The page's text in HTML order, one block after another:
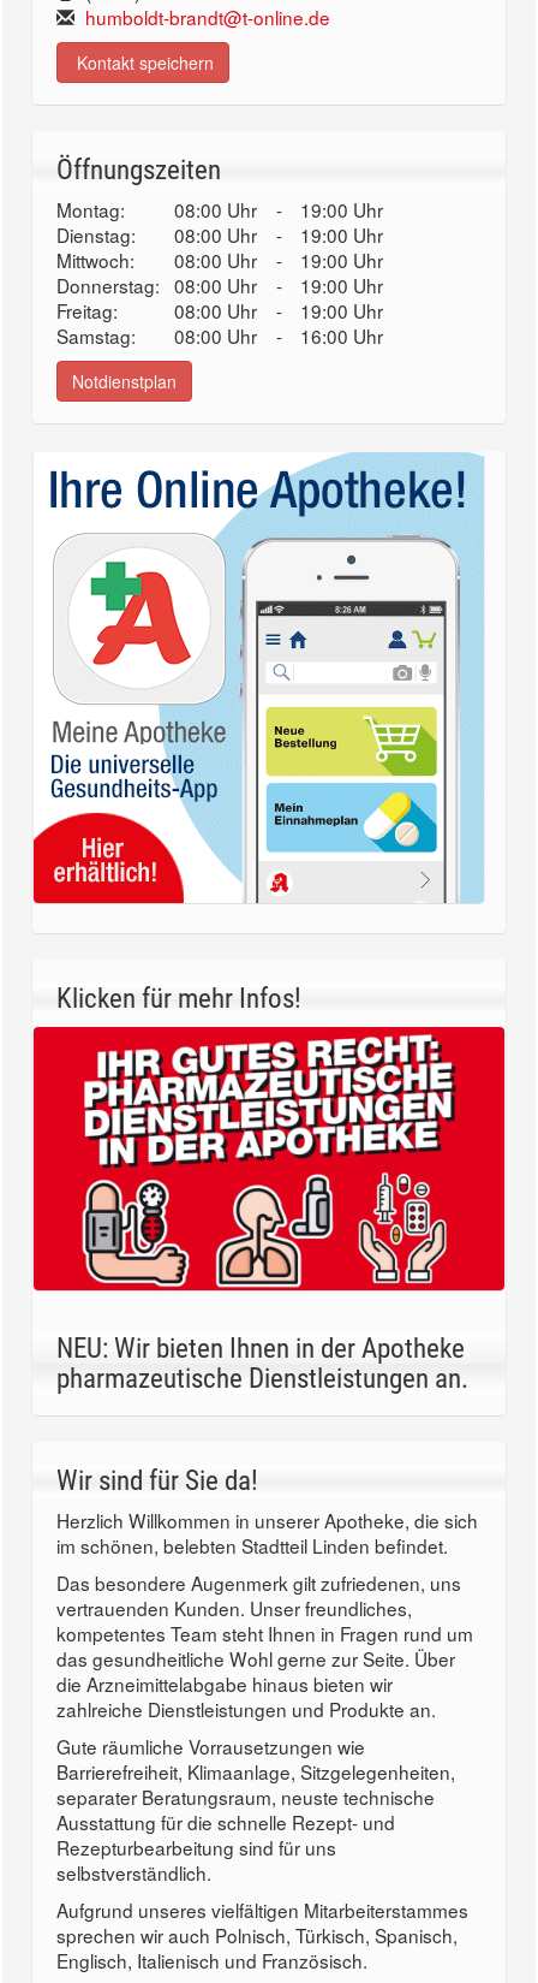
humboldt-brandt@t-online.de
Kontakt speichern
Öffnungszeiten
Montag: 08:00 Uhr -
19:00 Uhr
Dienstag:
08:00 Uhr -
19:00 Uhr
Mittwoch:
08:00 Uhr -
19:00 Uhr
Donnerstag: 08:00 Uhr -
19:00 Uhr
Freitag:
08:00 Uhr -
19:00 Uhr
Samstag:
08:00 Uhr - 16:00 Uhr
Notdienstplan
Klicken für mehr Infos!
NEU: Wir bieten Ihnen in der Apotheke
pharmazeutische Dienstleistungen an.
Wir sind für Sie da!
Herzlich Willkommen in unserer Apotheke, die sich
im schönen, belebten Stadtteil Linden befindet.
Das besondere Augenmerk gilt zufriedenen, uns
vertrauenden Kunden. Unser freundliches,
kompetentes Team steht Ihnen in Fragen rund um
das gesundheitliche Wohl gerne zur Seite. Über
die Arzneimittelabgabe hinaus bieten wir
zahlreiche Dienstleistungen und Produkte an.
Gute räumliche Vorrausetzungen wie
Barrierefreiheit, Klimaanlage, Sitzgelegenheiten,
separater Beratungsraum, neuste technische
Ausstattung für die schnelle Rezept- und
Rezepturbearbeitung sind für uns
selbstverständlich.
Aufgrund unseres vielfältigen Mitarbeiterstammes
sprechen wir auch Polnisch, Türkisch, Spanisch,
Englisch, Italienisch und Französisch.